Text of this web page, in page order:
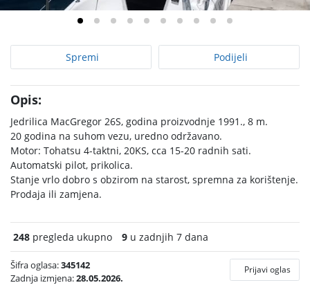
Spremi Podijeli
Opis:
Jedrilica MacGregor 26S, godina proizvodnje 1991., 8 m.
20 godina na suhom vezu, uredno održavano.
Motor: Tohatsu 4-taktni, 20KS, cca 15-20 radnih sati.
Automatski pilot, prikolica.
Stanje vrlo dobro s obzirom na starost, spremna za korištenje.
Prodaja ili zamjena.
248 pregleda ukupno 9 u zadnjih 7 dana
Šifra oglasa:345142
Zadnja izmjena:28.05.2026.
Prijavi oglas